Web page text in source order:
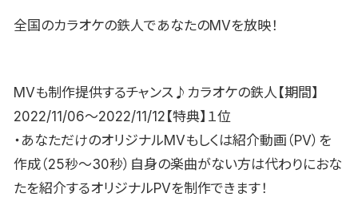
全国のカラオケの鉄人であなたのMVを放映！
MVも制作提供するチャンス♪カラオケの鉄人【期間】
2022/11/06〜2022/11/12【特典】１位
・あなただけのオリジナルMVもしくは紹介動画（PV）を
作成（25秒〜30秒）自身の楽曲がない方は代わりにおな
たを紹介するオリジナルPVを制作できます！